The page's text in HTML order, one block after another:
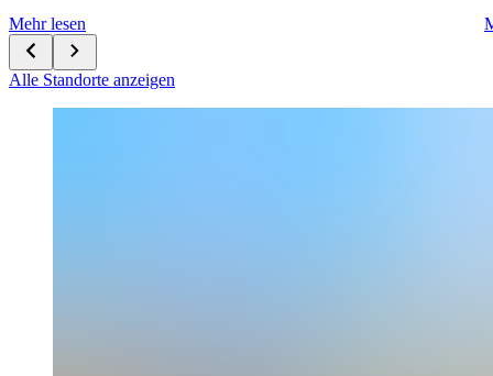
Mehr lesen
Alle Standorte anzeigen